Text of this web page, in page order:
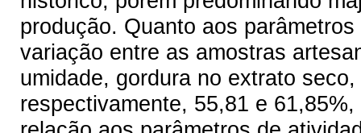
produção. Quanto aos
variação entre as amostras
umidade, gordura no extrato
respectivamente, 55,81 e